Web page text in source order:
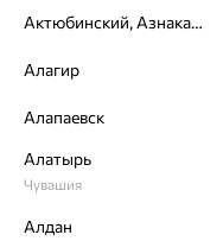
от 66 946
Актюбинский, Азнакаевский район
Алагир
Алапаевск
Алатырь
Чувашия
Алдан